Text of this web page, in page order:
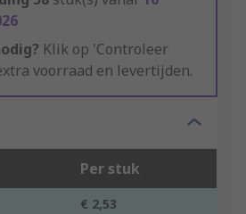
Klik op 'Controleer
voorraad en levertijden.
Per stuk
€ 2,53